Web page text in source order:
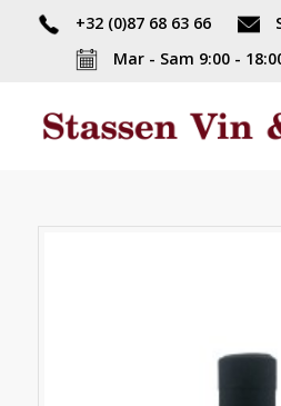
+32 (0)87 68 63 66
Mar - Sam 9:00 -